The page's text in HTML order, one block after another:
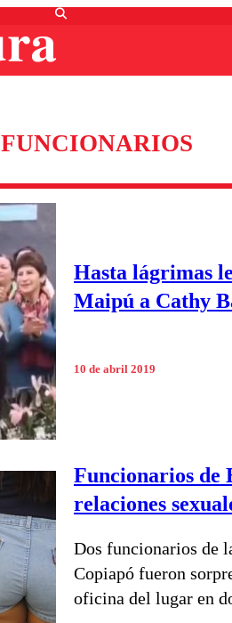
FUNCIONARIOS
Hasta lágrimas
Maipú a Cathy
10 de abril 2019
Funcionarios de
relaciones
Dos funcionarios de
Copiapó fueron
oficina del lugar en